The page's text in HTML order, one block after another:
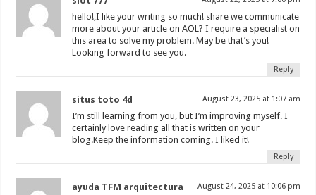
hello!,I like your writing so much! share we communicate
more about your article on AOL? I require a specialist on
this area to solve my problem. May be that’s you!
Looking forward to see you.
Reply
situs toto 4d August 23, 2025 at 1:07 am
I’m still learning from you, but I’m improving myself. I
certainly love reading all that is written on your
blog.Keep the information coming. I liked it!
Reply
ayuda TFM arquitectura August 24, 2025 at 10:06 pm